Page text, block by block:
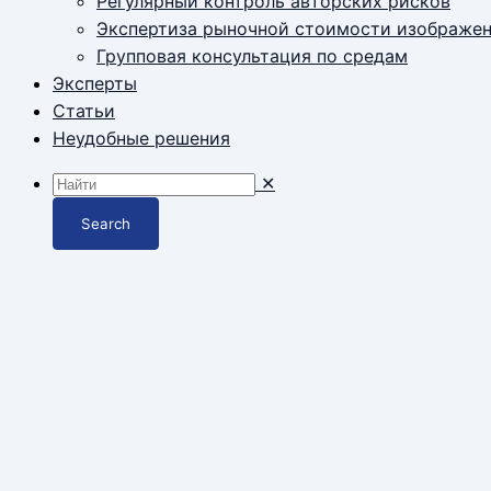
Экспертиза рыночной стоимости
Групповая консультация по средам
Эксперты
Статьи
Неудобные решения
✕